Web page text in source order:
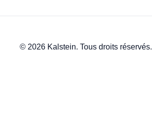
© 2026 Kalstein. Tous droits réservés.